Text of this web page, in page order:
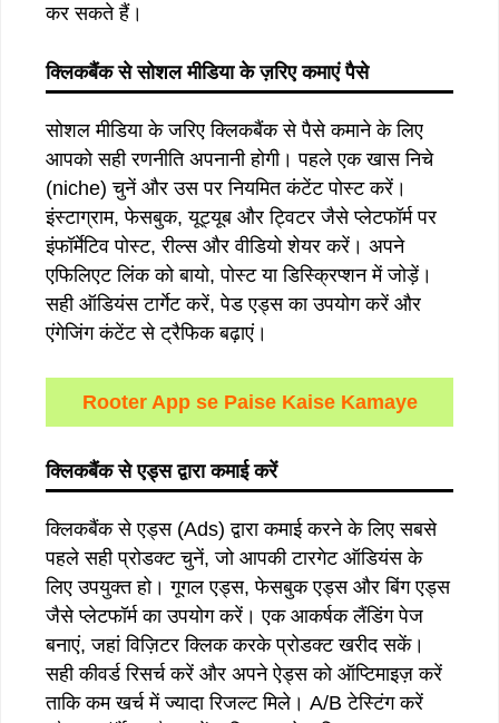
कर सकते हैं।
क्लिकबैंक से सोशल मीडिया के ज़रिए कमाएं पैसे
सोशल मीडिया के जरिए क्लिकबैंक से पैसे कमाने के लिए
आपको सही रणनीति अपनानी होगी। पहले एक खास निचे
(niche) चुनें और उस पर नियमित कंटेंट पोस्ट करें।
इंस्टाग्राम, फेसबुक, यूट्यूब और ट्विटर जैसे प्लेटफॉर्म पर
इंफॉर्मेटिव पोस्ट, रील्स और वीडियो शेयर करें। अपने
एफिलिएट लिंक को बायो, पोस्ट या डिस्क्रिप्शन में जोड़ें।
सही ऑडियंस टार्गेट करें, पेड एड्स का उपयोग करें और
एंगेजिंग कंटेंट से ट्रैफिक बढ़ाएं।
Rooter App se Paise Kaise Kamaye
क्लिकबैंक से एड्स द्वारा कमाई करें
क्लिकबैंक से एड्स (Ads) द्वारा कमाई करने के लिए सबसे
पहले सही प्रोडक्ट चुनें, जो आपकी टारगेट ऑडियंस के
लिए उपयुक्त हो। गूगल एड्स, फेसबुक एड्स और बिंग एड्स
जैसे प्लेटफॉर्म का उपयोग करें। एक आकर्षक लैंडिंग पेज
बनाएं, जहां विज़िटर क्लिक करके प्रोडक्ट खरीद सकें।
सही कीवर्ड रिसर्च करें और अपने ऐड्स को ऑप्टिमाइज़ करें
ताकि कम खर्च में ज्यादा रिजल्ट मिले। A/B टेस्टिंग करें